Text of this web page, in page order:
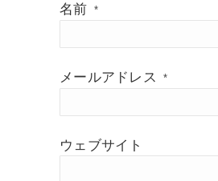
名前 *
メールアドレス *
ウェブサイト